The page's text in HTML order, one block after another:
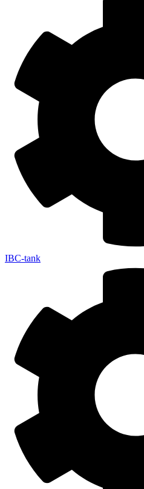
IBC-tank